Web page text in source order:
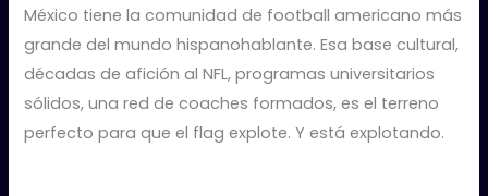
México tiene la comunidad de football americano más
grande del mundo hispanohablante. Esa base cultural,
décadas de afición al NFL, programas universitarios
sólidos, una red de coaches formados, es el terreno
perfecto para que el flag explote. Y está explotando.